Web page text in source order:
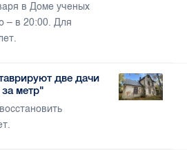
в Доме ученых
– в 20:00. Для
две дачи
метр"